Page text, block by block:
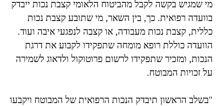
מי שמגיש בקשה לקבל מהביטוח הלאומי קצבת נכות ייבדק
בוועדה רפואית. כך, בין השאר, מי שתובע קצבת נכות
כללית, קצבת נכות מעבודה, או קצבה לנפגעי איבה ועוד.
הוועדה כוללת רופא מומחה שתפקידו לקבוע את דרגת
הנכות, ומזכיר שתפקידו לרשום פרוטוקול ולדאוג לשמירה
על זכויות המבוטח.
"בשלב הראשון תיבדק הנכות הרפואית של המבוטח ויקבעו